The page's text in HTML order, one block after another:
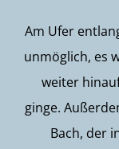
Am Ufer
unmöglich, es
weiter
ginge.
Bach, der